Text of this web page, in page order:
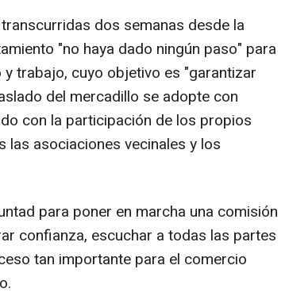
dos semanas desde la
"no haya dado ningún paso" para
trabajo, cuyo objetivo es "garantizar
del mercadillo se adopte con
con la participación de los propios
asociaciones vecinales y los
para poner en marcha una comisión
confianza, escuchar a todas las partes
tan importante para el comercio